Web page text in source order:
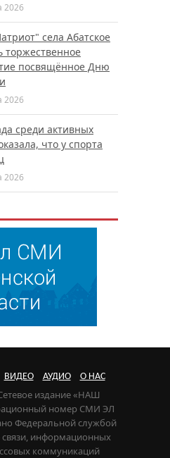
2026
села Абатское
торжественное
посвящённое Дню
2026
среди активных
что у спорта
2026
ВИДЕО АУДИО О НАС
издание «НАШ
номер СМИ ЭЛ
Федеральной службой
связи, информационных
коммуникаций